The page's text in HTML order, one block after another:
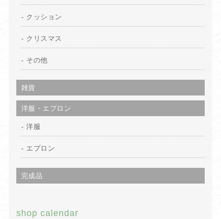
クッション
クリスマス
その他
雑貨
洋服・エプロン
洋服
エプロン
完成品
shop calendar